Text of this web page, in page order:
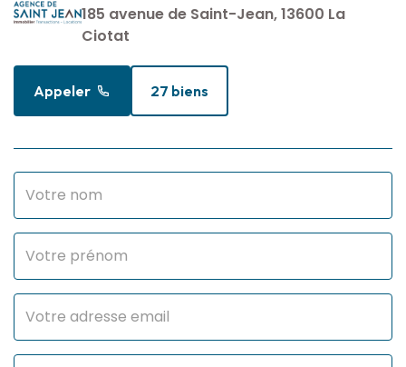
185 avenue de Saint-Jean, 13600 La
Ciotat
Appeler 27 biens